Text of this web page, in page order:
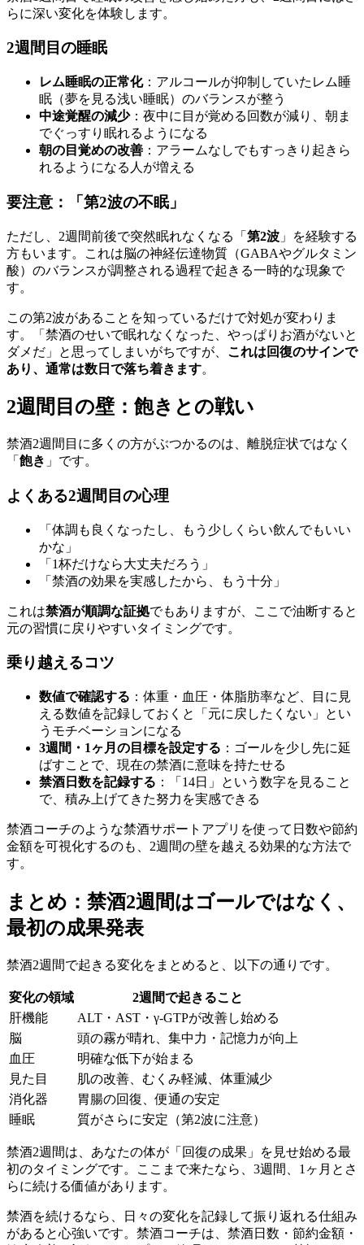
らに深い変化を体験します。
2週間目の睡眠
レム睡眠の正常化：アルコールが抑制していたレム睡
眠（夢を見る浅い睡眠）のバランスが整う
中途覚醒の減少：夜中に目が覚める回数が減り、朝ま
でぐっすり眠れるようになる
朝の目覚めの改善 ：アラームなしでもすっきり起きら
れるようになる人が増える
要注意：「第2波の不眠」
ただし、2週間前後で突然眠れなくなる「 第2波 」を経験する
方もいます。これは脳の神経伝達物質（GABAやグルタミン
酸）のバランスが調整される過程で起きる一時的な現象で
す。
この第2波があることを知っているだけで対処が変わりま
す。「禁酒のせいで眠れなくなった、やっぱりお酒がないと
ダメだ」と思ってしまいがちですが、 これは回復のサインで
あり、通常は数日で落ち着きます。
2週間目の壁：飽きとの戦い
禁酒2週間目に多くの方がぶつかるのは、離脱症状ではなく
「 飽き 」です。
よくある2週間目の心理
「体調も良くなったし、もう少しくらい飲んでもいい
かな」
「1杯だけなら大丈夫だろう」
「禁酒の効果を実感したから、もう十分」
これは禁酒が順調な証拠でもありますが、ここで油断すると
元の習慣に戻りやすいタイミングです。
乗り越えるコツ
数値で確認する ：体重・血圧・体脂肪率など、目に見
える数値を記録しておくと「元に戻したくない」とい
うモチベーションになる
3週間・1ヶ月の目標を設定する ：ゴールを少し先に延
ばすことで、現在の禁酒に意味を持たせる
禁酒日数を記録する ：「14日」という数字を見ること
で、積み上げてきた努力を実感できる
禁酒コーチのような禁酒サポートアプリを使って日数や節約
金額を可視化するのも、2週間の壁を越える効果的な方法で
す。
まとめ：禁酒2週間はゴールではなく、
最初の成果発表
禁酒2週間で起きる変化をまとめると、以下の通りです。
変化の領域
2週間で起きること
肝機能
ALT・AST・γ-GTPが改善し始める
脳
頭の霧が晴れ、集中力・記憶力が向上
血圧
明確な低下が始まる
見た目
肌の改善、むくみ軽減、体重減少
消化器
胃腸の回復、便通の安定
睡眠
質がさらに安定（第2波に注意）
禁酒2週間は、あなたの体が「回復の成果」を見せ始める最
初のタイミングです。ここまで来たなら、3週間、1ヶ月とさ
らに続ける価値があります。
禁酒を続けるなら、日々の変化を記録して振り返れる仕組み
があると心強いです。禁酒コーチは、禁酒日数・節約金額・